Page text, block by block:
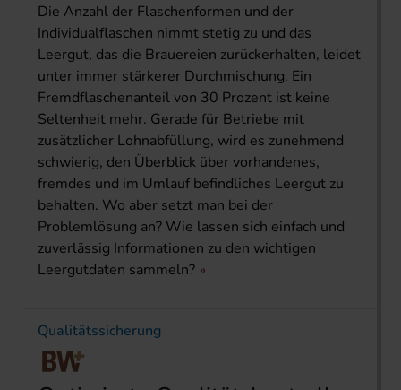
Die Anzahl der Flaschenformen und der
Individualflaschen nimmt stetig zu und das
Leergut, das die Brauereien zurückerhalten, leidet
unter immer stärkerer Durchmischung. Ein
Fremdflaschenanteil von 30 Prozent ist keine
Seltenheit mehr. Gerade für Betriebe mit
zusätzlicher Lohnabfüllung, wird es zunehmend
schwierig, den Überblick über vorhandenes,
fremdes und im Umlauf befindliches Leergut zu
behalten. Wo aber setzt man bei der
Problemlösung an? Wie lassen sich einfach und
zuverlässig Informationen zu den wichtigen
Leergutdaten sammeln?
Qualitätssicherung